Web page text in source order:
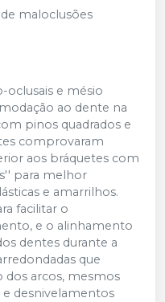
maloclusões
oclusais e mésio
ao dente na
pinos quadrados e
comprovaram
aos bráquetes com
para melhor
e amarrilhos.
facilitar o
e o alinhamento
dentes durante a
que
arcos, mesmos
desnivelamentos